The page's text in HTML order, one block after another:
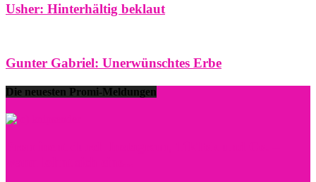
Usher: Hinterhältig beklaut
Gunter Gabriel: Unerwünschtes Erbe
Die neuesten Promi-Meldungen